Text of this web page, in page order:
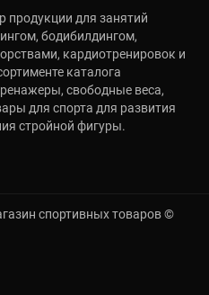
для занятий
бодибилдингом,
кардиотренировок и
каталога
свободные веса,
для спорта для развития
стройной фигуры.
спортивных товаров ©